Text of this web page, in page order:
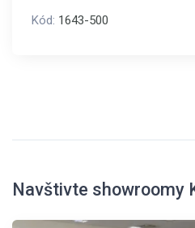
Kód: 1643-500
Navštivte showroomy